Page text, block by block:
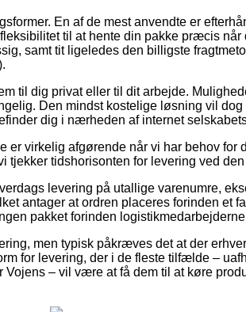
En af de mest anvendte er
til at hente din pakke præcis når
samt tit ligeledes den billigste
til dig privat eller til dit arbejde.
Den mindst kostelige løsning vil
dig i nærheden af internet
er virkelig afgørende når vi har behov for
tjekker tidshorisonten for levering ved
levering på utallige varenumre,
antager at ordren placeres forinden et
pakket forinden
men typisk påkræves det at der
for levering, der i de fleste tilfælde –
– vil være at få dem til at køre